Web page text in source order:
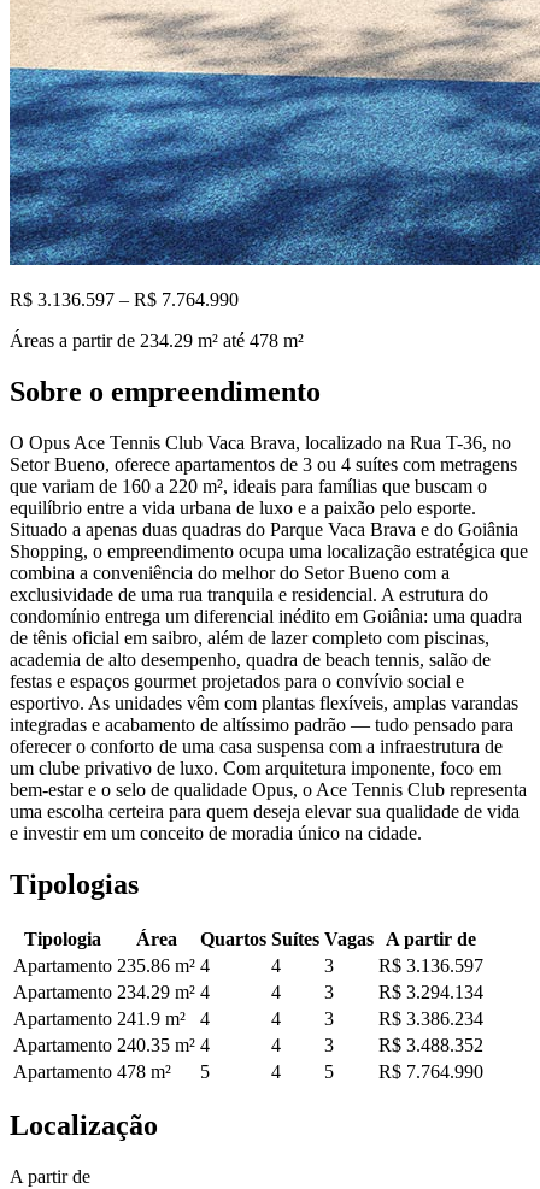
R$ 3.136.597 – R$ 7.764.990
Áreas a partir de 234.29 m² até 478 m²
Sobre o empreendimento
O Opus Ace Tennis Club Vaca Brava, localizado na Rua T-36, no
Setor Bueno, oferece apartamentos de 3 ou 4 suítes com metragens
que variam de 160 a 220 m², ideais para famílias que buscam o
equilíbrio entre a vida urbana de luxo e a paixão pelo esporte.
Situado a apenas duas quadras do Parque Vaca Brava e do Goiânia
Shopping, o empreendimento ocupa uma localização estratégica que
combina a conveniência do melhor do Setor Bueno com a
exclusividade de uma rua tranquila e residencial. A estrutura do
condomínio entrega um diferencial inédito em Goiânia: uma quadra
de tênis oficial em saibro, além de lazer completo com piscinas,
academia de alto desempenho, quadra de beach tennis, salão de
festas e espaços gourmet projetados para o convívio social e
esportivo. As unidades vêm com plantas flexíveis, amplas varandas
integradas e acabamento de altíssimo padrão — tudo pensado para
oferecer o conforto de uma casa suspensa com a infraestrutura de
um clube privativo de luxo. Com arquitetura imponente, foco em
bem-estar e o selo de qualidade Opus, o Ace Tennis Club representa
uma escolha certeira para quem deseja elevar sua qualidade de vida
e investir em um conceito de moradia único na cidade.
Tipologias
Tipologia Área Quartos Suítes Vagas
A partir de
Apartamento 235.86 m² 4 4 3
R$ 3.136.597
Apartamento 234.29 m² 4 4 3
R$ 3.294.134
Apartamento 241.9 m² 4 4 3
R$ 3.386.234
Apartamento 240.35 m² 4 4 3
R$ 3.488.352
Apartamento 478 m² 5 4 5 R$ 7.764.990
Localização
A partir de